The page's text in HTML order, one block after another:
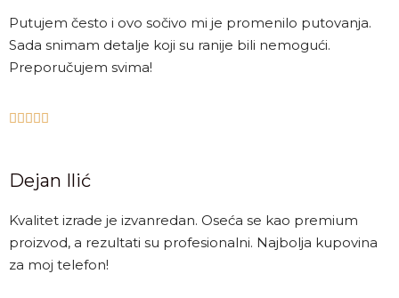
Putujem često i ovo sočivo mi je promenilo putovanja.
Sada snimam detalje koji su ranije bili nemogući.
Preporučujem svima!
    
Dejan Ilić
Kvalitet izrade je izvanredan. Oseća se kao premium
proizvod, a rezultati su profesionalni. Najbolja kupovina
za moj telefon!